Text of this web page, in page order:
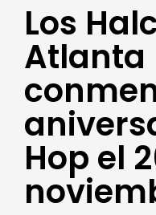
Los
Atlanta
Hop el